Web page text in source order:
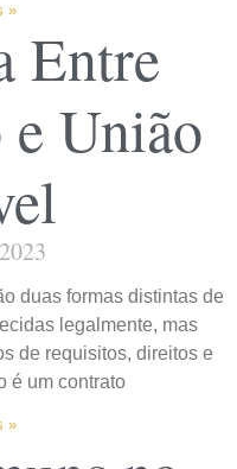
»
Entre
e União
duas formas distintas de
legalmente, mas
de requisitos, direitos e
é um contrato
»